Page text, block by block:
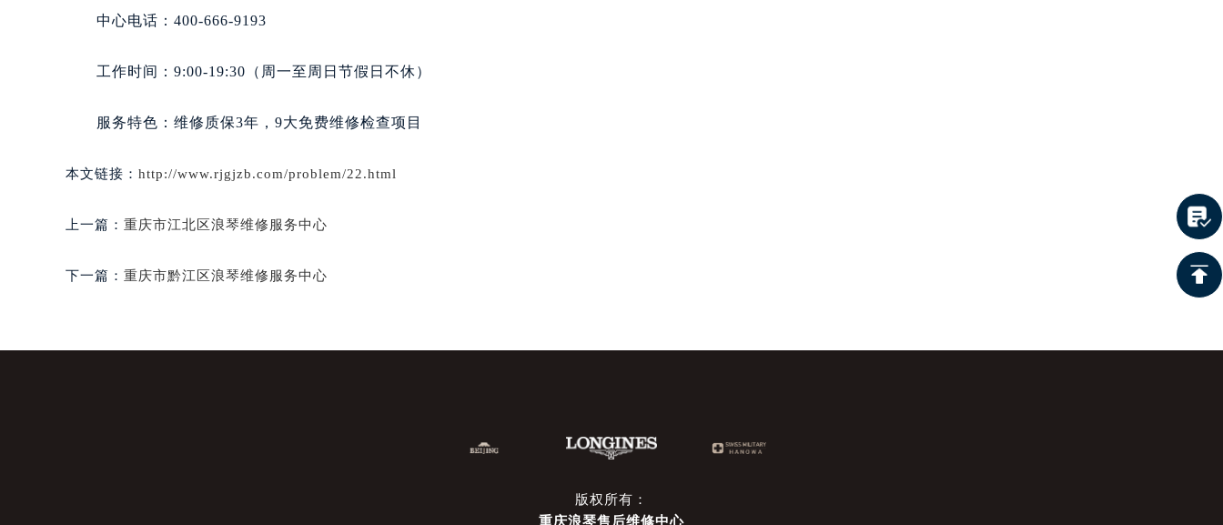
中心电话：400-666-9193
工作时间：9:00-19:30（周一至周日节假日不休）
服务特色：维修质保3年，9大免费维修检查项目
本文链接： http://www.rjgjzb.com/problem/22.html
上一篇： 重庆市江北区浪琴维修服务中心
下一篇： 重庆市黔江区浪琴维修服务中心
版权所有：
重庆浪琴售后维修中心